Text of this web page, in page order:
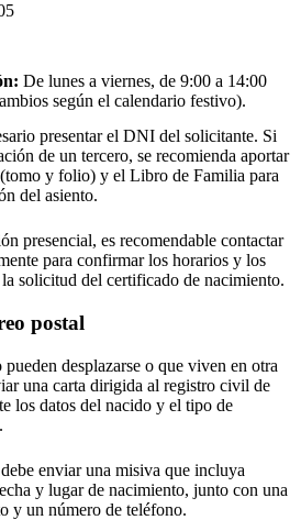
De lunes a viernes, de 9:00 a 14:00
según el calendario festivo).
presentar el DNI del solicitante. Si
de un tercero, se recomienda aportar
y folio) y el Libro de Familia para
del asiento.
presencial, es recomendable contactar
para confirmar los horarios y los
solicitud del certificado de nacimiento.
postal
desplazarse o que viven en otra
una carta dirigida al registro civil de
los datos del nacido y el tipo de
debe enviar una misiva que incluya
y lugar de nacimiento, junto con una
y un número de teléfono.